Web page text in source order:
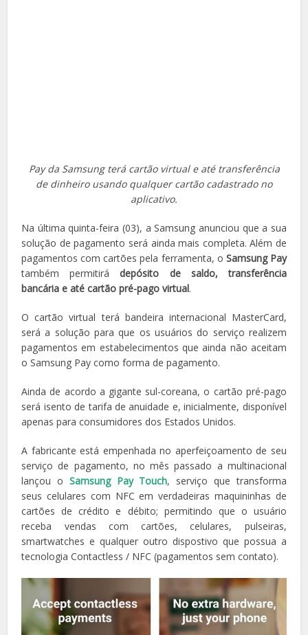
Pay da Samsung terá cartão virtual e até transferência
de dinheiro usando qualquer cartão cadastrado no
aplicativo.
Na última quinta-feira (03), a Samsung anunciou que a sua
solução de pagamento será ainda mais completa. Além de
pagamentos com cartões pela ferramenta, o Samsung Pay
também permitirádepósito de saldo, transferência
bancária e até cartão pré-pago virtual.
O cartão virtual terá bandeira internacional MasterCard,
será a solução para que os usuários do serviço realizem
pagamentos em estabelecimentos que ainda não aceitam
o Samsung Pay como forma de pagamento.
Ainda de acordo a gigante sul-coreana, o cartão pré-pago
será isento de tarifa de anuidade e, inicialmente, disponível
apenas para consumidores dos Estados Unidos.
A fabricante está empenhada no aperfeiçoamento de seu
serviço de pagamento, no mês passado a multinacional
lançou o Samsung Pay Touch, serviço que transforma
seus celulares com NFC em verdadeiras maquininhas de
cartões de crédito e débito; permitindo que o usuário
receba vendas com cartões, celulares, pulseiras,
smartwatches e qualquer outro dispostivo que possua a
tecnologia Contactless / NFC (pagamentos sem contato).